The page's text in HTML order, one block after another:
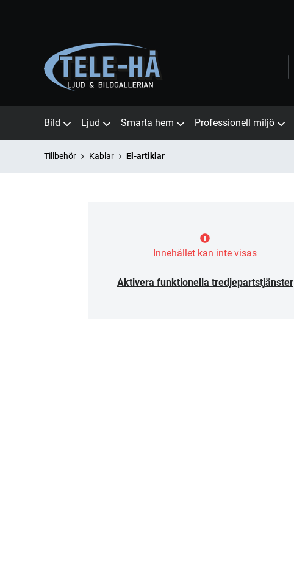
Bild Ljud Smarta hem Professionell miljö
Tillbehör Kablar El-artiklar
Innehållet kan inte visas
Aktivera funktionella tredjepartstjänster